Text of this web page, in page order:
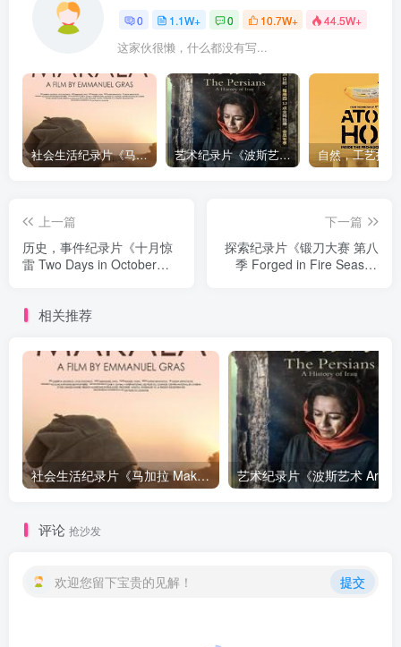
0 1.1W+ 0 10.7W+ 44.5W+
这家伙很懒，什么都没有写...
社会生活纪录片《马加拉 Makala》下载 艺术纪录片《波斯艺术 Art of Persia》下载
上一篇
历史，事件纪录片《十月惊
雷 Two Days in October》
下一篇
探索纪录片《锻刀大赛 第八
季 Forged in Fire Season
相关推荐
社会生活纪录片《马加拉 Makala》下载
评论 抢沙发
欢迎您留下宝贵的见解！ 提交